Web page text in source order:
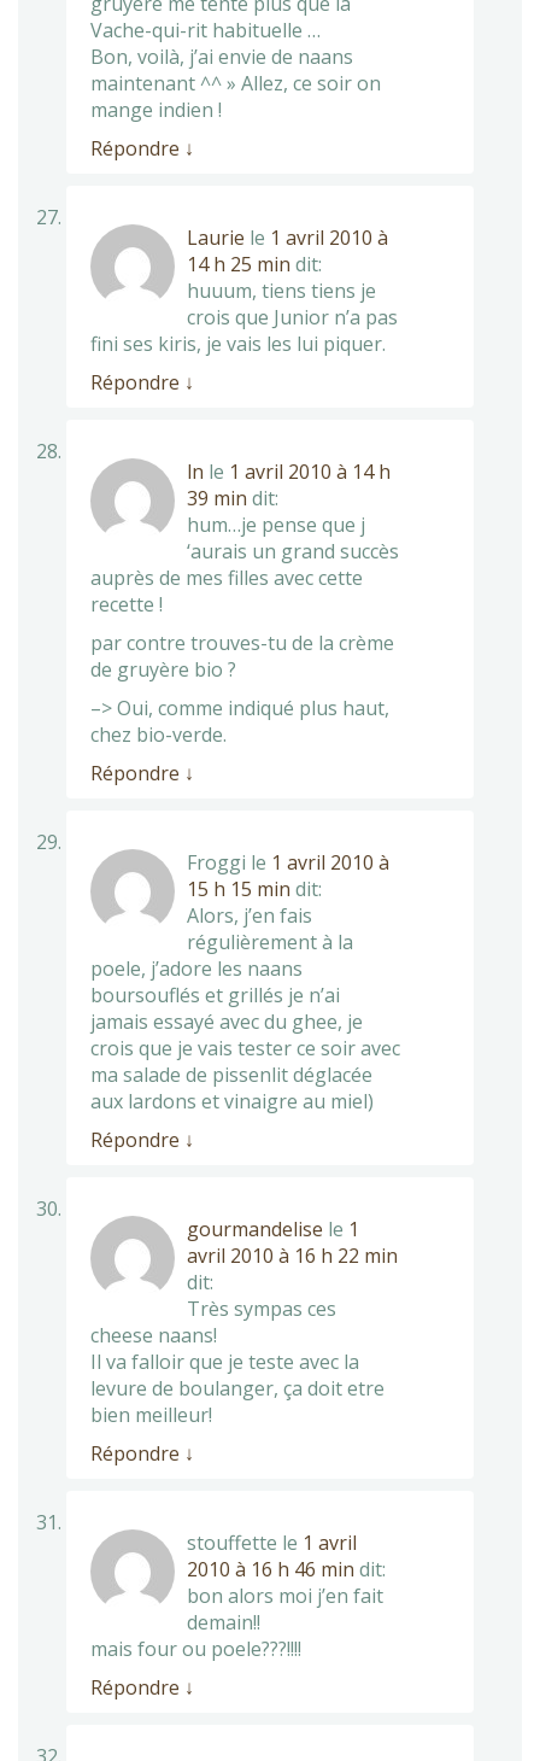
Vache-qui-rit habituelle …
Bon, voilà, j’ai envie de naans
maintenant ^^ » Allez, ce soir on
mange indien !
Répondre ↓
Laurie le 1 avril 2010 à
14 h 25 min dit:
huuum, tiens tiens je
crois que Junior n’a pas
fini ses kiris, je vais les lui piquer.
Répondre ↓
ln le 1 avril 2010 à 14 h
39 min dit:
hum…je pense que j
‘aurais un grand succès
auprès de mes filles avec cette
recette !
par contre trouves-tu de la crème
de gruyère bio ?
–> Oui, comme indiqué plus haut,
chez bio-verde.
Répondre ↓
Froggi le 1 avril 2010 à
15 h 15 min dit:
Alors, j’en fais
régulièrement à la
poele, j’adore les naans
boursouflés et grillés je n’ai
jamais essayé avec du ghee, je
crois que je vais tester ce soir avec
ma salade de pissenlit déglacée
aux lardons et vinaigre au miel)
Répondre ↓
gourmandelise le 1
avril 2010 à 16 h 22 min
dit:
Très sympas ces
cheese naans!
Il va falloir que je teste avec la
levure de boulanger, ça doit etre
bien meilleur!
Répondre ↓
stouffette le 1 avril
2010 à 16 h 46 min dit:
bon alors moi j’en fait
demain!!
mais four ou poele???!!!!
Répondre ↓